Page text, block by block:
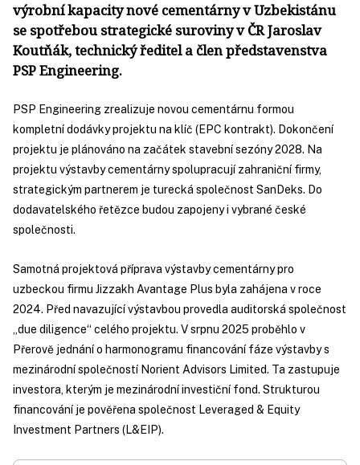
výrobní kapacity nové cementárny v Uzbekistánu
se spotřebou strategické suroviny v ČR Jaroslav
Koutňák, technický ředitel a člen představenstva
PSP Engineering.
PSP Engineering zrealizuje novou cementárnu formou
kompletní dodávky projektu na klíč (EPC kontrakt). Dokončení
projektu je plánováno na začátek stavební sezóny 2028. Na
projektu výstavby cementárny spolupracují zahraniční firmy,
strategickým partnerem je turecká společnost SanDeks. Do
dodavatelského řetězce budou zapojeny i vybrané české
společnosti.
Samotná projektová příprava výstavby cementárny pro
uzbeckou firmu Jizzakh Avantage Plus byla zahájena v roce
2024. Před navazující výstavbou provedla auditorská společnost
„due diligence“ celého projektu. V srpnu 2025 proběhlo v
Přerově jednání o harmonogramu financování fáze výstavby s
mezinárodní společností Norient Advisors Limited. Ta zastupuje
investora, kterým je mezinárodní investiční fond. Strukturou
financování je pověřena společnost Leveraged & Equity
Investment Partners (L&EIP).